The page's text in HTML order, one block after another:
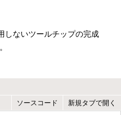
しないツールチップの完成